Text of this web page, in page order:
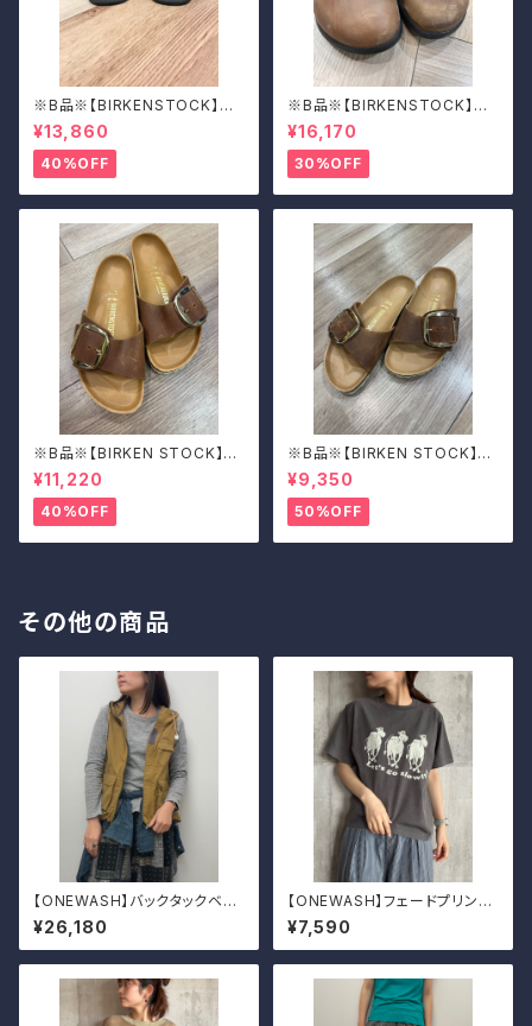
※B品※【BIRKENSTOCK】Mo
ntana/CUOIO 37
¥13,860
40%OFF
※B品※【BIRKENSTOCK】Mo
ntana/CUOIO 39
¥16,170
30%OFF
※B品※【BIRKEN STOCK】M
adrid Big Buckle/マドリッド
ビッグバックル 39
¥11,220
40%OFF
※B品※【BIRKEN STOCK】M
adrid Big Buckle/マドリッド
ビッグバックル 39
¥9,350
50%OFF
その他の商品
【ONEWASH】バックタックベス
ト 2026
¥26,180
【ONEWASH】フェードプリント
Tシャツ（キャメル）
¥7,590